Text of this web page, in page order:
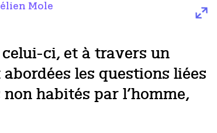
Mole
celui-ci, et à travers un
les questions liées
habités par l’homme,